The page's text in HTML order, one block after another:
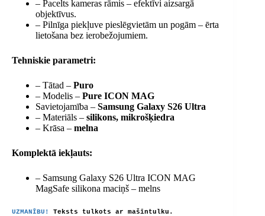
– Pacelts kameras rāmis – efektīvi aizsargā
objektīvus.
– Pilnīga piekļuve pieslēgvietām un pogām – ērta
lietošana bez ierobežojumiem.
Tehniskie parametri:
– Tātad – Puro
– Modelis – Pure ICON MAG
Savietojamība – Samsung Galaxy S26 Ultra
– Materiāls – silikons, mikrošķiedra
– Krāsa – melna
Komplektā iekļauts:
– Samsung Galaxy S26 Ultra ICON MAG
MagSafe silikona maciņš – melns
UZMANĪBU! Teksts tulkots ar mašīntulku.